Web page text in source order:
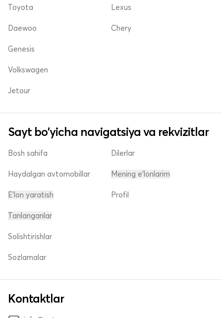
Toyota
Daewoo
Lexus
Chery
Genesis
Volkswagen
Jetour
Sayt bo'yicha navigatsiya va rekvizitlar
Bosh sahifa
Haydalgan avtomobillar
E'lon yaratish
Dilerlar
Mening e'lonlarim
Profil
Tanlanganlar
Solishtirishlar
Sozlamalar
Kontaktlar